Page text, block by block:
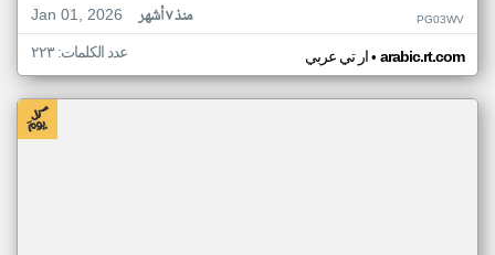
Jan 01, 2026
منذ ٧ أشهر PG03WV
ار تي عربي• arabic.rt.com عدد الكلمات: ٢٢٣